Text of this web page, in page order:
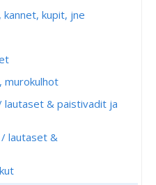
kupit, jne
murokulhot
lautaset & paistivadit ja
lautaset &